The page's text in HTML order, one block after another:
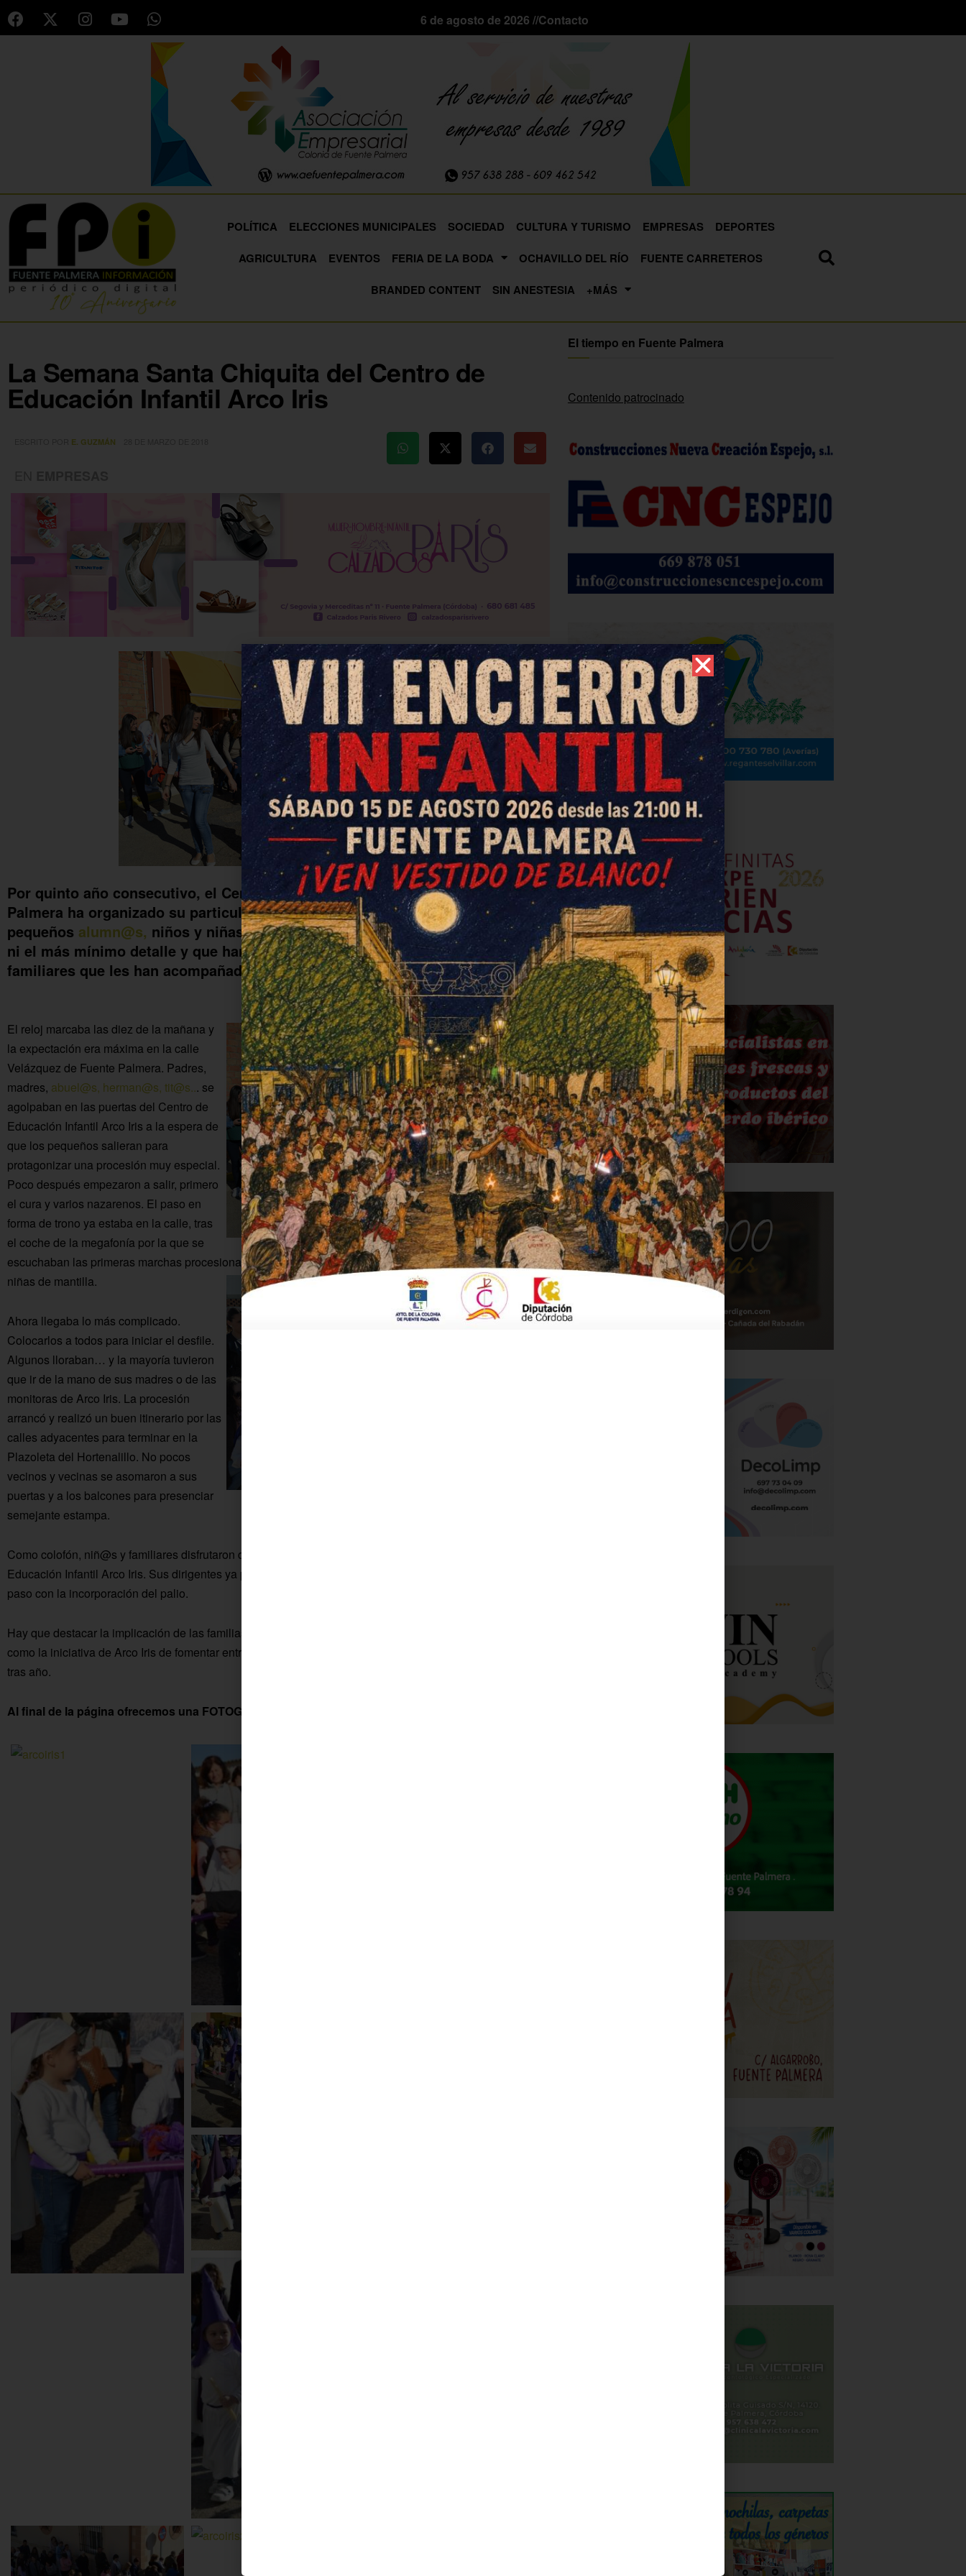
6 de agosto de 2026 //Contacto
POLÍTICA ELECCIONES MUNICIPALES SOCIEDAD CULTURA Y TURISMO EMPRESAS
DEPORTES
AGRICULTURA
EVENTOS FERIA DE LA BODA OCHAVILLO DEL RÍO
FUENTE CARRETEROS
BRANDED CONTENT
SIN ANESTESIA +MÁS
La Semana Santa Chiquita del Centro de
Educación Infantil Arco Iris
E. GUZMÁN
Por quinto año consecutivo, el Centro de Educación Infantil Arco Iris de Fuente
Palmera ha organizado su particular Semana Santa con la participación de sus
pequeños alumn@s, niños y niñas de entre 1 y 3 años a los que no les faltaba
ni el más mínimo detalle y que han dejado prendados a los numerosos
familiares que les han acompañado en su estación de penitencia.
El reloj marcaba las diez de la mañana y
la expectación era máxima en la calle
Velázquez de Fuente Palmera. Padres,
madres, abuel@s, herman@s, tit@s... se
agolpaban en las puertas del Centro de
Educación Infantil Arco Iris a la espera de
que los pequeños salieran para
protagonizar una procesión muy especial.
Poco después empezaron a salir, primero
el cura y varios nazarenos. El paso en
forma de trono ya estaba en la calle, tras
el coche de la megafonía por la que se
escuchaban las primeras marchas procesionales. A continuación fueron saliendo loscostaler@sy las
niñas de mantilla.
Ahora llegaba lo más complicado.
Colocarlos a todos para iniciar el desfile.
Algunos lloraban… y la mayoría tuvieron
que ir de la mano de sus madres o de las
monitoras de Arco Iris. La procesión
arrancó y realizó un buen itinerario por las
calles adyacentes para terminar en la
Plazoleta del Hortenalillo. No pocos
vecinos y vecinas se asomaron a sus
puertas y a los balcones para presenciar
semejante estampa.
Como colofón, niñ@s y familiares disfrutaron de un suculento desayuno por gentileza del Centro de
Educación Infantil Arco Iris. Sus dirigentes ya piensan en la edición del 2019, para la que mejorarán el
paso con la incorporación del palio.
Hay que destacar la implicación de las familias en la confección de las túnicas, capirotes, trajes, etc., así
como la iniciativa de Arco Iris de fomentar entre los más pequeños esta tradición y mantener el evento año
tras año.
Al final de la página ofrecemos una FOTOGALERÍA con más imágenes.
El tiempo en Fuente Palmera
Contenido patrocinado